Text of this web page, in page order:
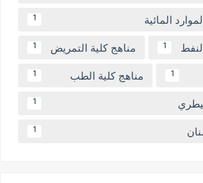
المائية 1
1 مناهج كلية التمريض 1
1 مناهج كلية الطب 1
1
1